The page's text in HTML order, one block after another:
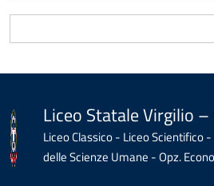
all'inizio
contenutoLiceo Statale Virgilio
Liceo Classico - Liceo Scientifico
delle Scienze Umane - Opz.